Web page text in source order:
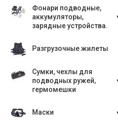
Фонари подводные,
аккумуляторы,
зарядные устройства.
Разгрузочные жилеты
Сумки, чехлы для
подводных ружей,
гермомешки
Маски